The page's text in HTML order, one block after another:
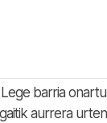
barria
aurrera